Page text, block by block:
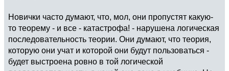
Новички часто думают, что, мол, они пропустят какую-
то теорему - и все - катастрофа! - нарушена логическая
последовательность теории. Они думают, что теория,
которую они учат и которой они будут пользоваться -
будет выстроена ровно в той логической